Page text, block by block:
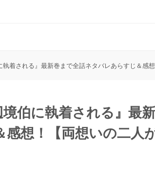
着される』最新巻まで全話ネタバレあらすじ＆感
伯に執着される』最
想！【両想いの二人